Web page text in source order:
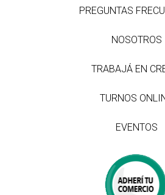
PREGUNTAS
NOSOTROS
TRABAJÁ EN
TURNOS
EVENTOS